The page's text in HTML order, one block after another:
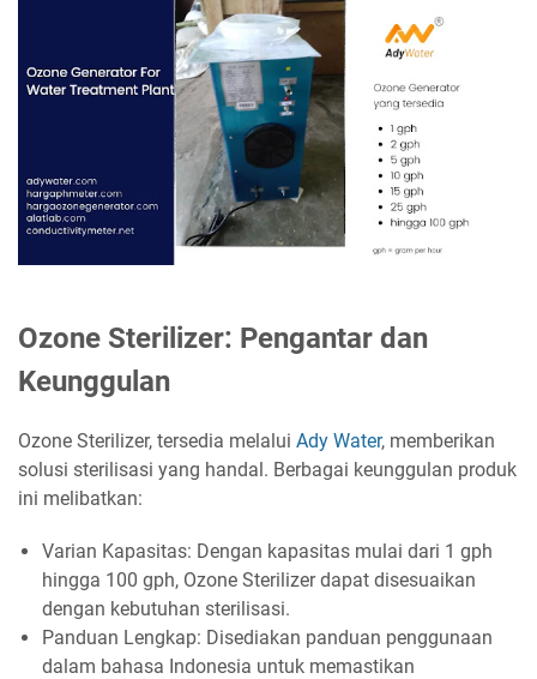
Ozone Sterilizer: Pengantar dan
Keunggulan
Ozone Sterilizer, tersedia melalui Ady Water, memberikan
solusi sterilisasi yang handal. Berbagai keunggulan produk
ini melibatkan:
Varian Kapasitas: Dengan kapasitas mulai dari 1 gph
hingga 100 gph, Ozone Sterilizer dapat disesuaikan
dengan kebutuhan sterilisasi.
Panduan Lengkap: Disediakan panduan penggunaan
dalam bahasa Indonesia untuk memastikan